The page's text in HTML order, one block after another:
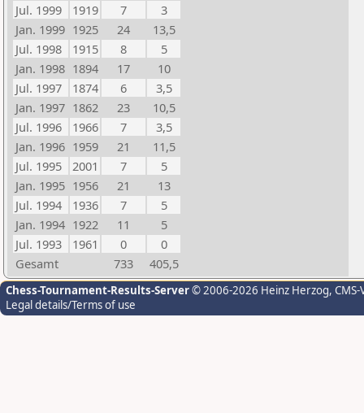
Jul. 1999
1919 7
3
Jan. 1999 1925 24
13,5
Jul. 1998
1915 8
5
Jan. 1998 1894 17
10
Jul. 1997
1874 6
3,5
Jan. 1997 1862 23
10,5
Jul. 1996
1966 7
3,5
Jan. 1996 1959 21
11,5
Jul. 1995
2001 7
5
Jan. 1995 1956 21
13
Jul. 1994
1936 7
5
Jan. 1994 1922 11
5
Jul. 1993
1961 0
0
Gesamt
733 405,5
Chess-Tournament-Results-Server© 2006-2026 Heinz Herzog,
Legal details/Terms of use